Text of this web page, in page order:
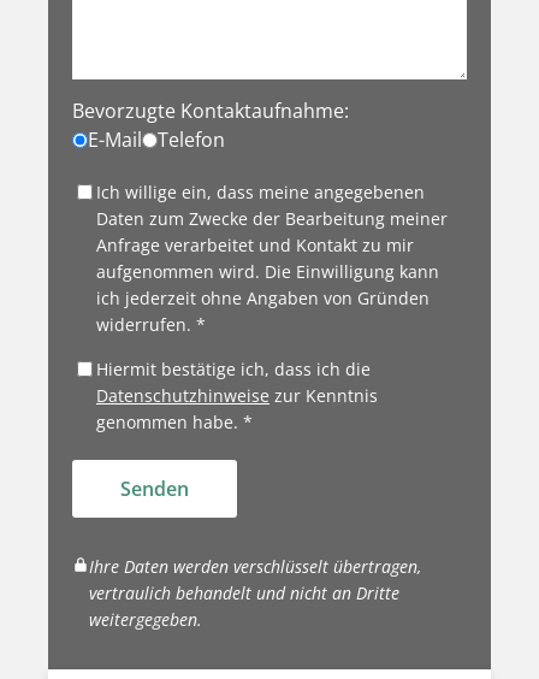
Bevorzugte Kontaktaufnahme:
E-Mail
Telefon
Ich willige ein, dass meine angegebenen
Daten zum Zwecke der Bearbeitung meiner
Anfrage verarbeitet und Kontakt zu mir
aufgenommen wird. Die Einwilligung kann
ich jederzeit ohne Angaben von Gründen
widerrufen. *
Hiermit bestätige ich, dass ich die
Datenschutzhinweise zur Kenntnis
genommen habe. *
Senden
Ihre Daten werden verschlüsselt übertragen,
vertraulich behandelt und nicht an Dritte
weitergegeben.